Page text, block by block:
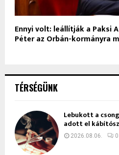
Ennyi volt: leállítják a Paksi
Péter az Orbán-kormányra
TÉRSÉGÜNK
Lebukott a
adott el
2026.08.06. 0